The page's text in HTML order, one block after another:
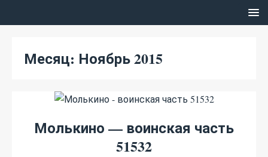
Месяц: Ноябрь 2015
Молькино — воинская часть
51532